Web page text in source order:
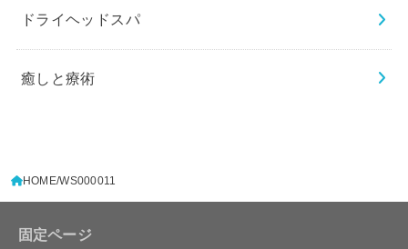
ドライヘッドスパ
癒しと療術
HOME WS000011
固定ページ